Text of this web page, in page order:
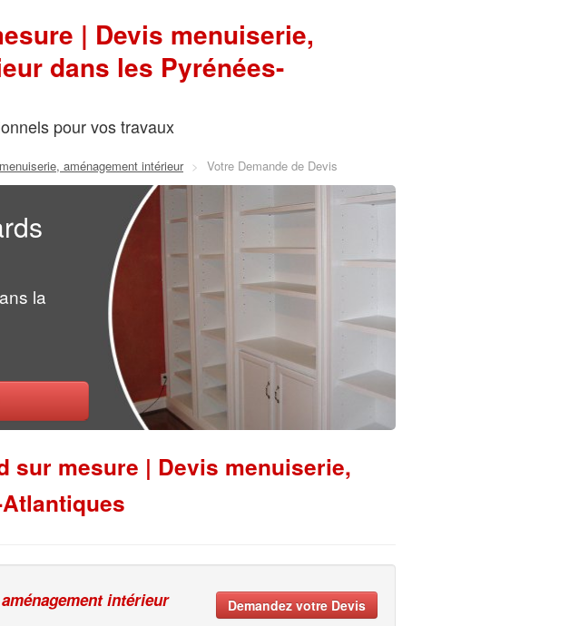
| Devis menuiserie,
dans les Pyrénées-
pour vos travaux
aménagement intérieur > Votre Demande de Devis
la
sur mesure | Devis menuiserie,
intérieur
Demandez votre Devis